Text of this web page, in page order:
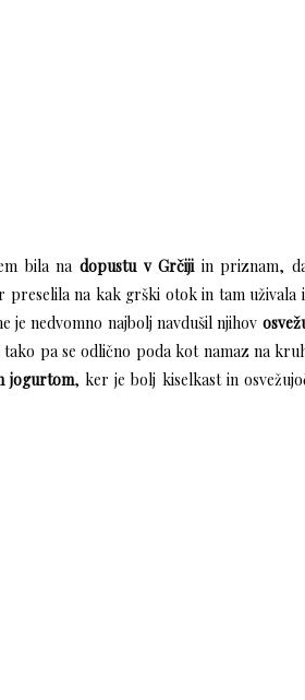
bila na dopustu v Grčijiin priznam,
preselila na kak grški otok in tam uživala
je nedvomno najbolj navdušil njihov
pa se odlično poda kot namaz na
jogurtom, ker je bolj kiselkast in